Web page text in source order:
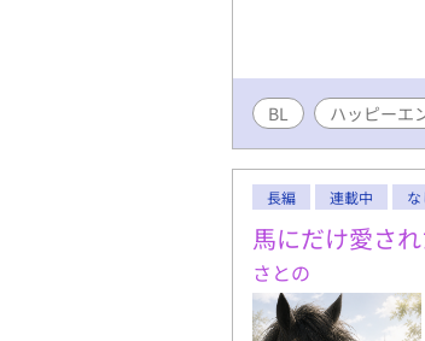
BL ハッピーエ
長編 連載中 な
馬にだけ愛さ
さとの